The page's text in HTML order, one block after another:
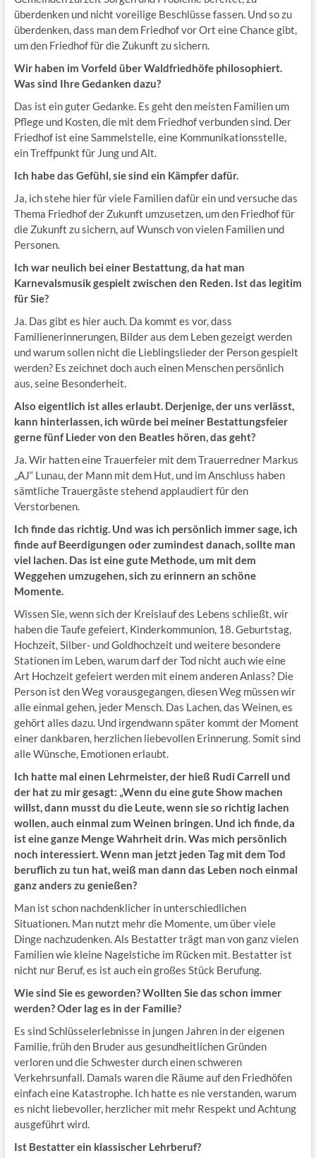
überdenken und nicht voreilige Beschlüsse fassen. Und so zu
überdenken, dass man dem Friedhof vor Ort eine Chance gibt,
um den Friedhof für die Zukunft zu sichern.
Wir haben im Vorfeld über Waldfriedhöfe philosophiert.
Was sind Ihre Gedanken dazu?
Das ist ein guter Gedanke. Es geht den meisten Familien um
Pflege und Kosten, die mit dem Friedhof verbunden sind. Der
Friedhof ist eine Sammelstelle, eine Kommunikationsstelle,
ein Treffpunkt für Jung und Alt.
Ich habe das Gefühl, sie sind ein Kämpfer dafür.
Ja, ich stehe hier für viele Familien dafür ein und versuche das
Thema Friedhof der Zukunft umzusetzen, um den Friedhof für
die Zukunft zu sichern, auf Wunsch von vielen Familien und
Personen.
Ich war neulich bei einer Bestattung, da hat man
Karnevalsmusik gespielt zwischen den Reden. Ist das legitim
für Sie?
Ja. Das gibt es hier auch. Da kommt es vor, dass
Familienerinnerungen, Bilder aus dem Leben gezeigt werden
und warum sollen nicht die Lieblingslieder der Person gespielt
werden? Es zeichnet doch auch einen Menschen persönlich
aus, seine Besonderheit.
Also eigentlich ist alles erlaubt. Derjenige, der uns verlässt,
kann hinterlassen, ich würde bei meiner Bestattungsfeier
gerne fünf Lieder von den Beatles hören, das geht?
Ja. Wir hatten eine Trauerfeier mit dem Trauerredner Markus
„AJ“ Lunau, der Mann mit dem Hut, und im Anschluss haben
sämtliche Trauergäste stehend applaudiert für den
Verstorbenen.
Ich finde das richtig. Und was ich persönlich immer sage, ich
finde auf Beerdigungen oder zumindest danach, sollte man
viel lachen. Das ist eine gute Methode, um mit dem
Weggehen umzugehen, sich zu erinnern an schöne
Momente.
Wissen Sie, wenn sich der Kreislauf des Lebens schließt, wir
haben die Taufe gefeiert, Kinderkommunion, 18. Geburtstag,
Hochzeit, Silber- und Goldhochzeit und weitere besondere
Stationen im Leben, warum darf der Tod nicht auch wie eine
Art Hochzeit gefeiert werden mit einem anderen Anlass? Die
Person ist den Weg vorausgegangen, diesen Weg müssen wir
alle einmal gehen, jeder Mensch. Das Lachen, das Weinen, es
gehört alles dazu. Und irgendwann später kommt der Moment
einer dankbaren, herzlichen liebevollen Erinnerung. Somit sind
alle Wünsche, Emotionen erlaubt.
Ich hatte mal einen Lehrmeister, der hieß Rudi Carrell und
der hat zu mir gesagt: „Wenn du eine gute Show machen
willst, dann musst du die Leute, wenn sie so richtig lachen
wollen, auch einmal zum Weinen bringen. Und ich finde, da
ist eine ganze Menge Wahrheit drin. Was mich persönlich
noch interessiert. Wenn man jetzt jeden Tag mit dem Tod
beruflich zu tun hat, weiß man dann das Leben noch einmal
ganz anders zu genießen?
Man ist schon nachdenklicher in unterschiedlichen
Situationen. Man nutzt mehr die Momente, um über viele
Dinge nachzudenken. Als Bestatter trägt man von ganz vielen
Familien wie kleine Nagelstiche im Rücken mit. Bestatter ist
nicht nur Beruf, es ist auch ein großes Stück Berufung.
Wie sind Sie es geworden? Wollten Sie das schon immer
werden? Oder lag es in der Familie?
Es sind Schlüsselerlebnisse in jungen Jahren in der eigenen
Familie, früh den Bruder aus gesundheitlichen Gründen
verloren und die Schwester durch einen schweren
Verkehrsunfall. Damals waren die Räume auf den Friedhöfen
einfach eine Katastrophe. Ich hatte es nie verstanden, warum
es nicht liebevoller, herzlicher mit mehr Respekt und Achtung
ausgeführt wird.
Ist Bestatter ein klassischer Lehrberuf?